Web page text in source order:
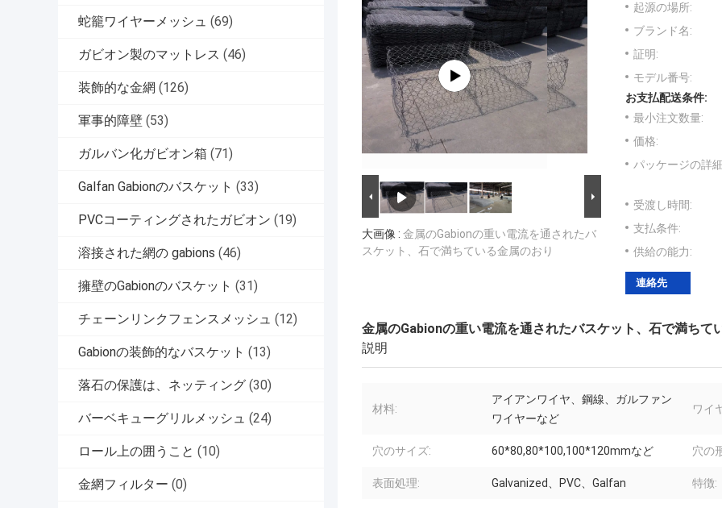
蛇籠ワイヤーメッシュ (69)
ガビオン製のマットレス (46)
装飾的な金網 (126)
軍事的障壁 (53)
ガルバン化ガビオン箱 (71)
Galfan Gabionのバスケット (33)
PVCコーティングされたガビオン (19)
溶接された網の gabions (46)
擁壁のGabionのバスケット (31)
チェーンリンクフェンスメッシュ (12)
Gabionの装飾的なバスケット (13)
落石の保護は、ネッティング (30)
バーベキューグリルメッシュ (24)
ロール上の囲うこと (10)
金網フィルター (0)
大画像 : 金属のGabionの重い電流を通されたバ
スケット、石で満ちている金属のおり
起源の場所:
ブランド名:
証明:
モデル番号:
お支払配送条件:
最小注文数量:
価格:
パッケージの詳
受渡し時間:
支払条件:
供給の能力:
連絡先
金属のGabionの重い電流を通されたバスケット、石で満ちて
説明
材料:
アイアンワイヤ、鋼線、ガルファン
ワイヤーなど
ワイ
穴のサイズ: 60*80,80*100,100*120mmなど 穴の
表面処理: Galvanized、PVC、Galfan 特徴: